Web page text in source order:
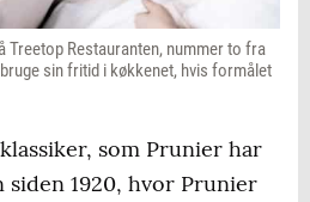
Treetop Restauranten, nummer to fra
sin fritid i køkkenet, hvis formålet
som Prunier har
1920, hvor Prunier